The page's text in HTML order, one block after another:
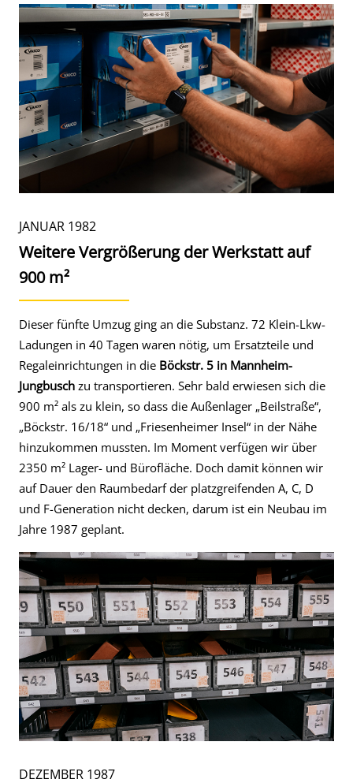
JANUAR 1982
Weitere Vergrößerung der Werkstatt auf
900 m²
Dieser fünfte Umzug ging an die Substanz. 72 Klein-Lkw-
Ladungen in 40 Tagen waren nötig, um Ersatzteile und
Regaleinrichtungen in die Böckstr. 5 in Mannheim-
Jungbusch zu transportieren. Sehr bald erwiesen sich die
900 m² als zu klein, so dass die Außenlager „Beilstraße“,
„Böckstr. 16/18“ und „Friesenheimer Insel“ in der Nähe
hinzukommen mussten. Im Moment verfügen wir über
2350 m² Lager- und Bürofläche. Doch damit können wir
auf Dauer den Raumbedarf der platzgreifenden A, C, D
und F-Generation nicht decken, darum ist ein Neubau im
Jahre 1987 geplant.
DEZEMBER 1987